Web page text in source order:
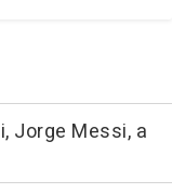
Jorge Messi, a